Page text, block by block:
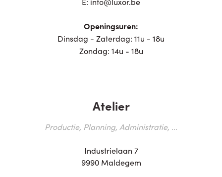
Openingsuren:
Dinsdag - Zaterdag: 11u - 18u
Zondag: 14u - 18u
Atelier
Productie, Planning, Administratie, ...
Industrielaan 7
9990 Maldegem